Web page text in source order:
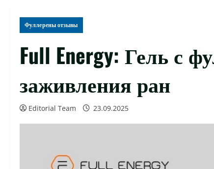
Фуллерены отзывы
Full Energy: Гель с
заживления ран
Editorial Team 23.09.2025